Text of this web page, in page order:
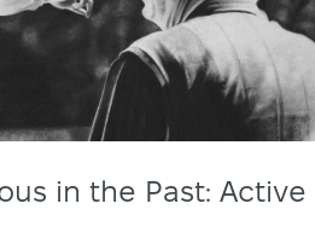
in the Past: Active